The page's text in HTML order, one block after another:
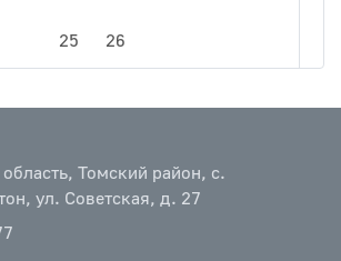
25 26
Томский район, с.
ул. Советская, д. 27